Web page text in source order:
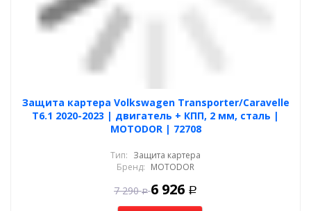
Защита картера Volkswagen Transporter/Caravelle
T6.1 2020-2023 | двигатель + КПП, 2 мм, сталь |
MOTODOR | 72708
Тип: Защита картера
Бренд: MOTODOR
7 290 Р 6 926 Р